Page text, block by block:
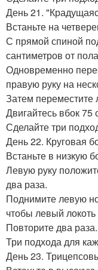
День 21.
Встаньте на
С прямой спиной
сантиметров от
Одновременно
правую руку на
Затем переместите
Двигайтесь вбок 75
Сделайте три
День 22. Круговая
Встаньте в низкую
Левую руку
два раза.
Поднимите левую
чтобы левый
Повторите два раза.
Три подхода для
День 23.